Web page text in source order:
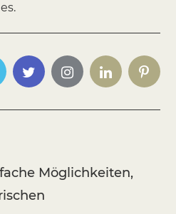
Möglichkeiten,